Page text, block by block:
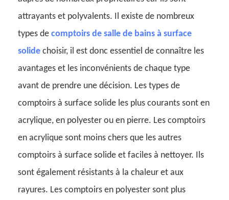
attrayants et polyvalents. Il existe de nombreux
types de comptoirs de salle de bains à surface
solide choisir, il est donc essentiel de connaître les
avantages et les inconvénients de chaque type
avant de prendre une décision. Les types de
comptoirs à surface solide les plus courants sont en
acrylique, en polyester ou en pierre. Les comptoirs
en acrylique sont moins chers que les autres
comptoirs à surface solide et faciles à nettoyer. Ils
sont également résistants à la chaleur et aux
rayures. Les comptoirs en polyester sont plus